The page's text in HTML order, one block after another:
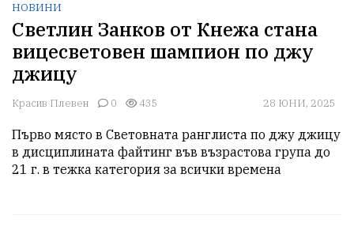
НОВИНИ
Светлин Занков от Кнежа стана
вицесветовен шампион по джу
джицу
Красив Плевен 0 435 28 ЮНИ, 2025
Първо място в Световната ранглиста по джу джицу
в дисциплината файтинг във възрастова група до
21 г. в тежка категория за всички времена